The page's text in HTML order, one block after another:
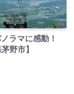
PR
ラマに感動！
野市】